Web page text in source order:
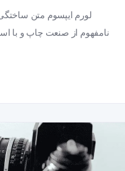
لورم ایپسوم متن
نامفهوم از صنعت چاپ و با